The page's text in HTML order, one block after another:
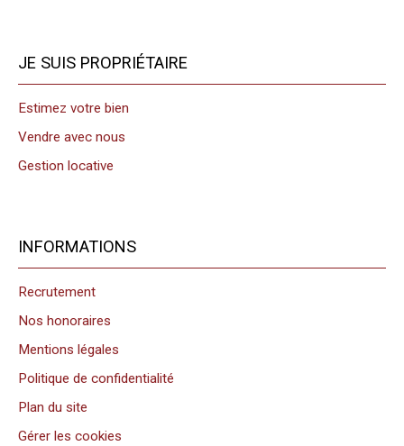
JE SUIS PROPRIÉTAIRE
Estimez votre bien
Vendre avec nous
Gestion locative
INFORMATIONS
Recrutement
Nos honoraires
Mentions légales
Politique de confidentialité
Plan du site
Gérer les cookies